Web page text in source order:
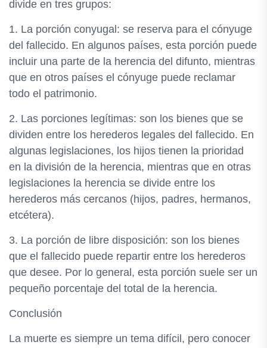
divide en tres grupos:
1. La porción conyugal: se reserva para el cónyuge
del fallecido. En algunos países, esta porción puede
incluir una parte de la herencia del difunto, mientras
que en otros países el cónyuge puede reclamar
todo el patrimonio.
2. Las porciones legítimas: son los bienes que se
dividen entre los herederos legales del fallecido. En
algunas legislaciones, los hijos tienen la prioridad
en la división de la herencia, mientras que en otras
legislaciones la herencia se divide entre los
herederos más cercanos (hijos, padres, hermanos,
etcétera).
3. La porción de libre disposición: son los bienes
que el fallecido puede repartir entre los herederos
que desee. Por lo general, esta porción suele ser un
pequeño porcentaje del total de la herencia.
Conclusión
La muerte es siempre un tema difícil, pero conocer